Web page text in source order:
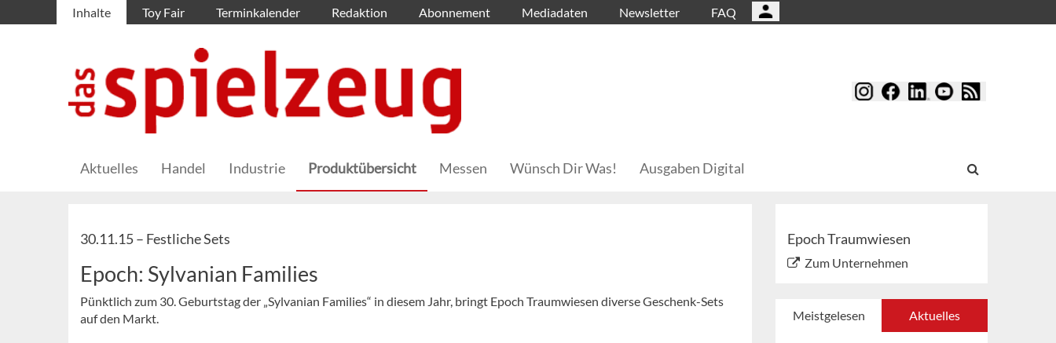
Inhalte Toy Fair Terminkalender Redaktion Abonnement Mediadaten Newsletter FAQ
Aktuelles Handel Industrie Produktübersicht Messen Wünsch Dir Was! Ausgaben Digital
30.11.15 – Festliche Sets
Epoch: Sylvanian Families
Pünktlich zum 30. Geburtstag der „Sylvanian Families“ in diesem Jahr, bringt Epoch Traumwiesen diverse Geschenk-Sets
auf den Markt.
Epoch Traumwiesen
Zum Unternehmen
Meistgelesen Aktuelles